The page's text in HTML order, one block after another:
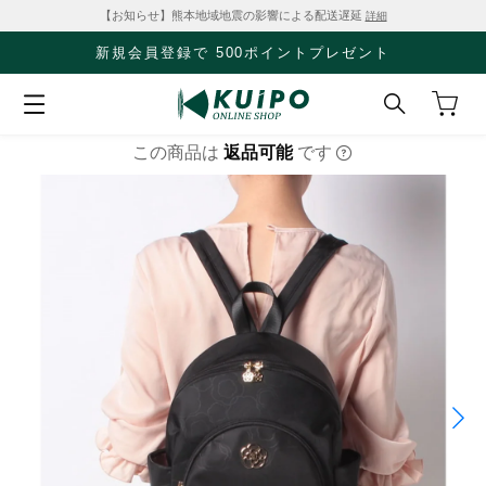
【お知らせ】熊本地域地震の影響による配送遅延 詳細
新規会員登録で 500ポイントプレゼント
この商品は 返品可能 です